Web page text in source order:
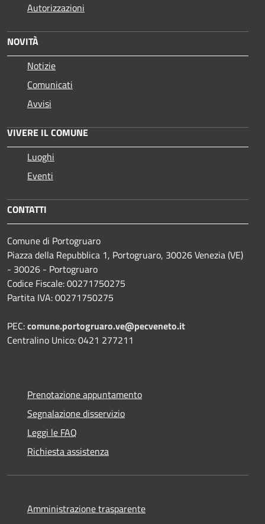
Autorizzazioni
NOVITÀ
Notizie
Comunicati
Avvisi
VIVERE IL COMUNE
Luoghi
Eventi
CONTATTI
Comune di Portogruaro
Piazza della Repubblica 1, Portogruaro, 30026 Venezia (VE)
- 30026 - Portogruaro
Codice Fiscale: 00271750275
Partita IVA: 00271750275
PEC:comune.portogruaro.ve@pecveneto.it
Centralino Unico: 0421 277211
Prenotazione appuntamento
Segnalazione disservizio
Leggi le FAQ
Richiesta assistenza
Amministrazione trasparente